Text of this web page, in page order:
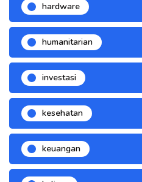
hardware
humanitarian
investasi
kesehatan
keuangan